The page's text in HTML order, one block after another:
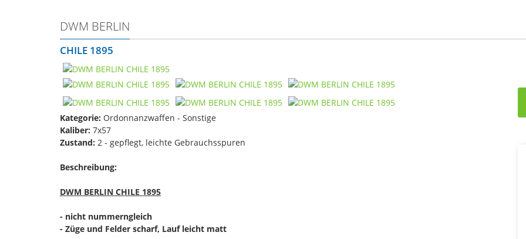
DWM BERLIN
CHILE 1895
Kategorie: Ordonnanzwaffen - Sonstige
Kaliber: 7x57
Zustand: 2 - gepflegt, leichte Gebrauchsspuren
Beschreibung:
DWM BERLIN CHILE 1895
- nicht nummerngleich
- Züge und Felder scharf, Lauf leicht matt